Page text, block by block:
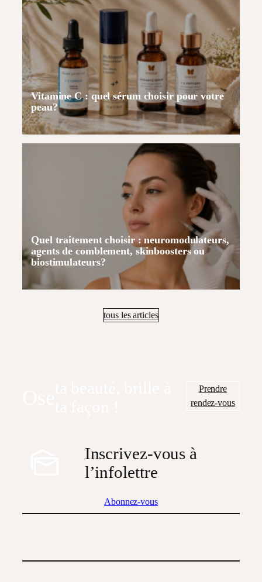
Vitamine C : quel sérum choisir pour votre
peau?
Quel traitement choisir : neuromodulateurs,
agents de comblement, skinboosters ou
biostimulateurs?
tous les articles
Prendre
rendez-vous
Inscrivez-vous à
l’infolettre
Abonnez-vous